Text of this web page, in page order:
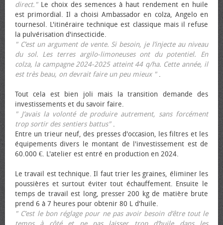
direct."Le choix des semences à haut rendement en huile
est primordial. Il a choisi Ambassador en colza, Angelo en
tournesol. L'itinéraire technique est classique mais il refuse
la pulvérisation d'insecticide.
" C’est un argument de vente. Si besoin, je l’injecte au niveau
du sol. Les terres argilo-limoneuses ont du potentiel. En
colza, la campagne 2024-2025 atteint 44 q/ha. Cette année, il
est très beau, on devrait faire un peu mieux ".
Tout cela est bien joli mais la transition demande des
investissements et du savoir faire.
" J’avais la volonté de produire autrement, sans forcément
trop sortir des sentiers battus".
Entre un trieur neuf, des presses d'occasion, les filtres et les
équipements divers le montant de l'investissement est de
60.000 €. L'atelier est entré en production en 2024.
Le travail est technique. Il faut trier les graines, éliminer les
poussières et surtout éviter tout échauffement. Ensuite le
temps de travail est long, presser 200 kg de matière brute
prend 6 à 7 heures pour obtenir 80 L d'huile.
" C’est le bon réglage pour ne pas avoir besoin d’être tout le